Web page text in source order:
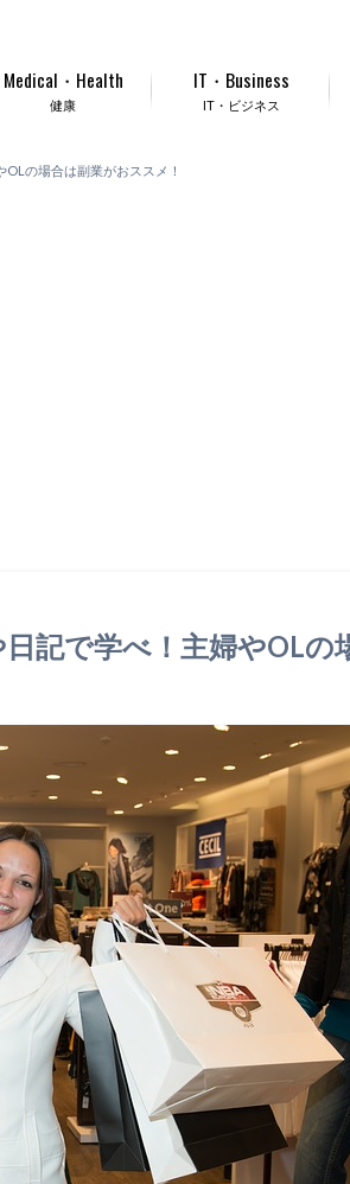
健康
Medical・Health
IT・ビジネス
IT・Business
の場合は副業がおススメ！
記で学べ！主婦やOLの